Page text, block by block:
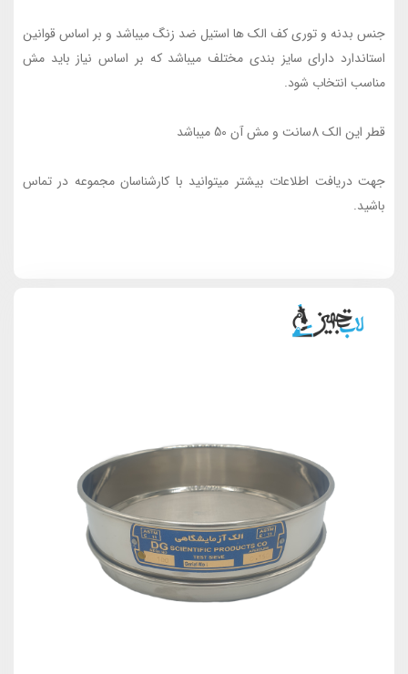
جنس بدنه و توری کف الک ها استیل ضد زنگ میباشد و بر اساس قوانین
استاندارد دارای سایز بندی مختلف میباشد که بر اساس نیاز باید مش
مناسب انتخاب شود.
قطر این الک 8سانت و مش آن 50 میباشد
جهت دریافت اطلاعات بیشتر میتوانید با کارشناسان مجموعه در تماس
باشید.